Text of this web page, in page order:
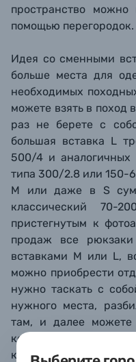
пространство можно
помощью перегородок.
Идея со сменными
больше места для
необходимых
можете взять в поход
раз не берете с
большая вставка L
500/4 и аналогичных
типа 300/2.8 или 150-
М или даже в S
классический 70-
пристегнутым к
продаж все
вставками M или L,
можно приобрести
нужно таскать с
нужного места,
там, и далее можете
компактной
камеру не хуже